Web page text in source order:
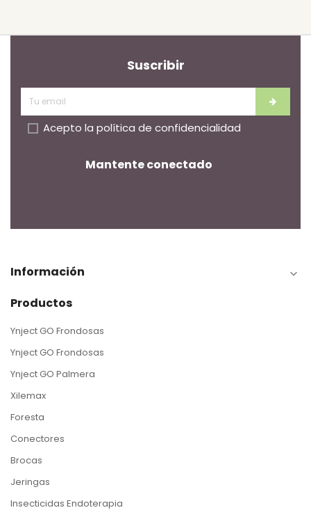
Suscribir
Acepto la política de confidencialidad
Mantente conectado
Información 
Productos
Ynject GO Frondosas
Ynject GO Frondosas
Ynject GO Palmera
Xilemax
Foresta
Conectores
Brocas
Jeringas
Insecticidas Endoterapia